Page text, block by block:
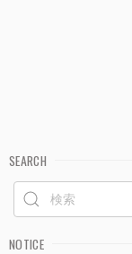
SEARCH
NOTICE